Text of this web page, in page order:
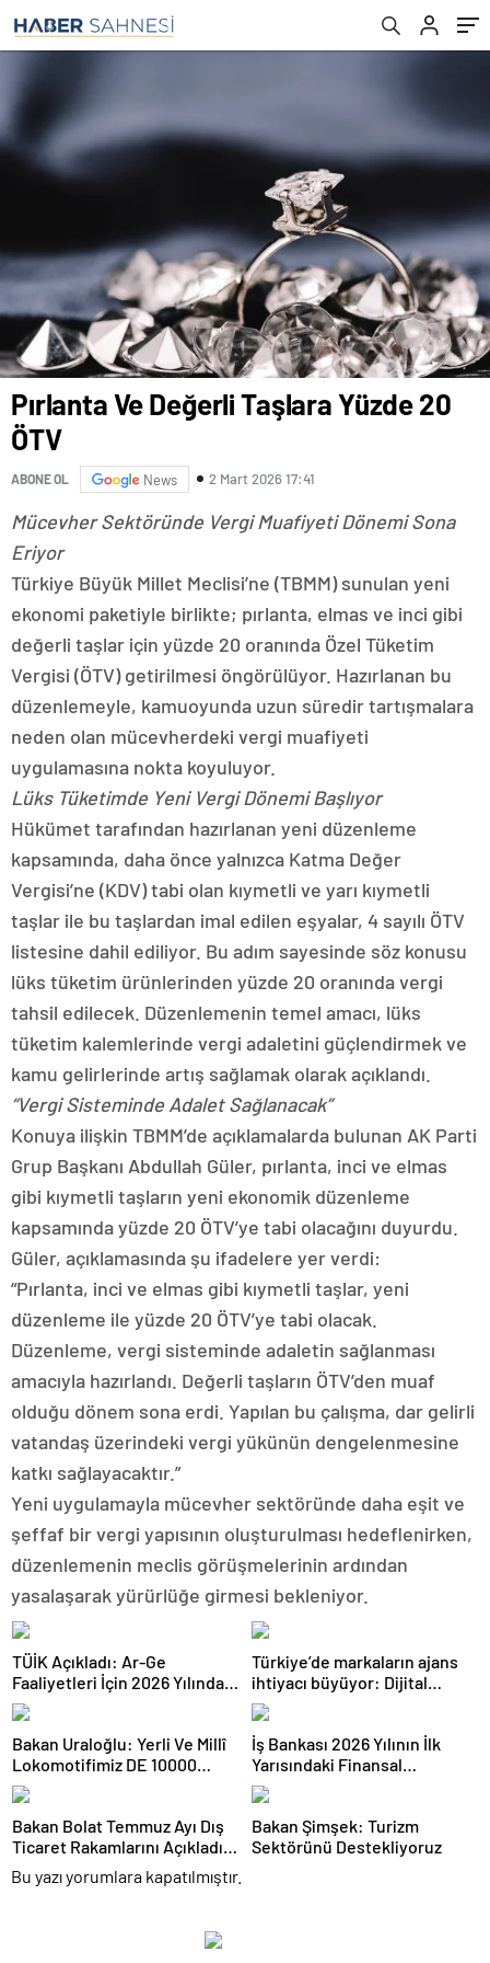
Pırlanta Ve Değerli Taşlara Yüzde 20
ÖTV
ABONE OL News 2 Mart 2026 17:41
Mücevher Sektöründe Vergi Muafiyeti Dönemi Sona
Eriyor
Türkiye Büyük Millet Meclisi’ne (TBMM) sunulan yeni
ekonomi paketiyle birlikte; pırlanta, elmas ve inci gibi
değerli taşlar için yüzde 20 oranında Özel Tüketim
Vergisi (ÖTV) getirilmesi öngörülüyor. Hazırlanan bu
düzenlemeyle, kamuoyunda uzun süredir tartışmalara
neden olan mücevherdeki vergi muafiyeti
uygulamasına nokta koyuluyor.
Lüks Tüketimde Yeni Vergi Dönemi Başlıyor
Hükümet tarafından hazırlanan yeni düzenleme
kapsamında, daha önce yalnızca Katma Değer
Vergisi’ne (KDV) tabi olan kıymetli ve yarı kıymetli
taşlar ile bu taşlardan imal edilen eşyalar, 4 sayılı ÖTV
listesine dahil ediliyor. Bu adım sayesinde söz konusu
lüks tüketim ürünlerinden yüzde 20 oranında vergi
tahsil edilecek. Düzenlemenin temel amacı, lüks
tüketim kalemlerinde vergi adaletini güçlendirmek ve
kamu gelirlerinde artış sağlamak olarak açıklandı.
“Vergi Sisteminde Adalet Sağlanacak”
Konuya ilişkin TBMM’de açıklamalarda bulunan AK Parti
Grup Başkanı Abdullah Güler, pırlanta, inci ve elmas
gibi kıymetli taşların yeni ekonomik düzenleme
kapsamında yüzde 20 ÖTV’ye tabi olacağını duyurdu.
Güler, açıklamasında şu ifadelere yer verdi:
“Pırlanta, inci ve elmas gibi kıymetli taşlar, yeni
düzenleme ile yüzde 20 ÖTV’ye tabi olacak.
Düzenleme, vergi sisteminde adaletin sağlanması
amacıyla hazırlandı. Değerli taşların ÖTV’den muaf
olduğu dönem sona erdi. Yapılan bu çalışma, dar gelirli
vatandaş üzerindeki vergi yükünün dengelenmesine
katkı sağlayacaktır.”
Yeni uygulamayla mücevher sektöründe daha eşit ve
şeffaf bir vergi yapısının oluşturulması hedeflenirken,
düzenlemenin meclis görüşmelerinin ardından
yasalaşarak yürürlüğe girmesi bekleniyor.
TÜİK Açıkladı: Ar-Ge
Faaliyetleri İçin 2026 Yılında
308 Milyar Lira Tahsis Edildi
Türkiye’de markaların ajans
ihtiyacı büyüyor: Dijital
reklam yatırımları 158 milyar
TL’yi aştı
Bakan Uraloğlu: Yerli Ve Millî
Lokomotifimiz DE 10000
Tanzanya’ya İhraç Edildi
İş Bankası 2026 Yılının İlk
Yarısındaki Finansal
Sonuçlarını Açıkladı
Bakan Bolat Temmuz Ayı Dış
Ticaret Rakamlarını Açıkladı:
İhracatta Tüm Zamanların
Temmuz Rekoru
Bakan Şimşek: Turizm
Sektörünü Destekliyoruz
Bu yazı yorumlara kapatılmıştır.